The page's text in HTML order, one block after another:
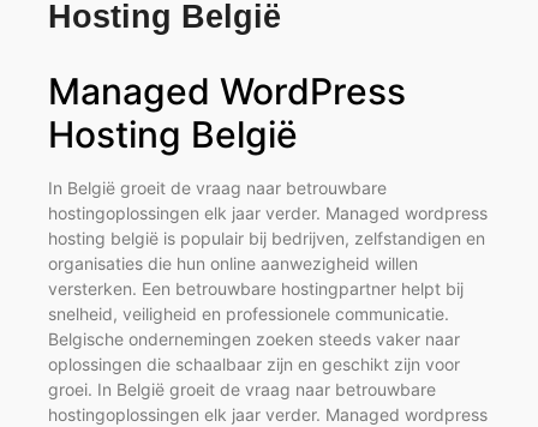
Hosting België
Managed WordPress
Hosting België
In België groeit de vraag naar betrouwbare
hostingoplossingen elk jaar verder. Managed wordpress
hosting belgië is populair bij bedrijven, zelfstandigen en
organisaties die hun online aanwezigheid willen
versterken. Een betrouwbare hostingpartner helpt bij
snelheid, veiligheid en professionele communicatie.
Belgische ondernemingen zoeken steeds vaker naar
oplossingen die schaalbaar zijn en geschikt zijn voor
groei. In België groeit de vraag naar betrouwbare
hostingoplossingen elk jaar verder. Managed wordpress